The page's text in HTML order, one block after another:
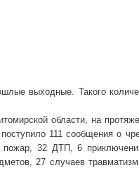
выходные. Такого
области, на
111 сообщения о
пожар, 32 ДТП, 6
27 случаев